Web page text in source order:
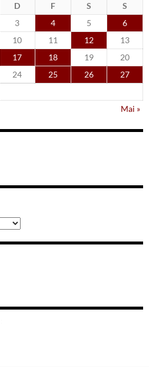
D F S
S
3 4 5
6
10 11 12
13
17 18 19
20
24 25 26
27
Mai »